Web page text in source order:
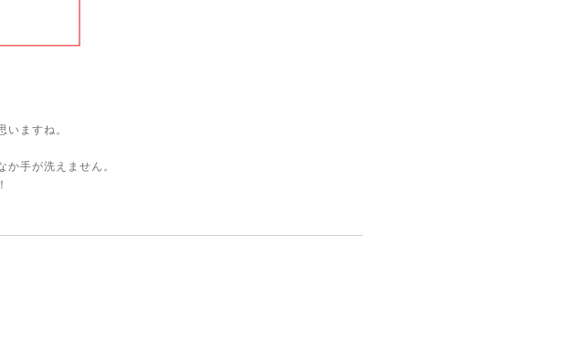
いますね。
手が洗えません。